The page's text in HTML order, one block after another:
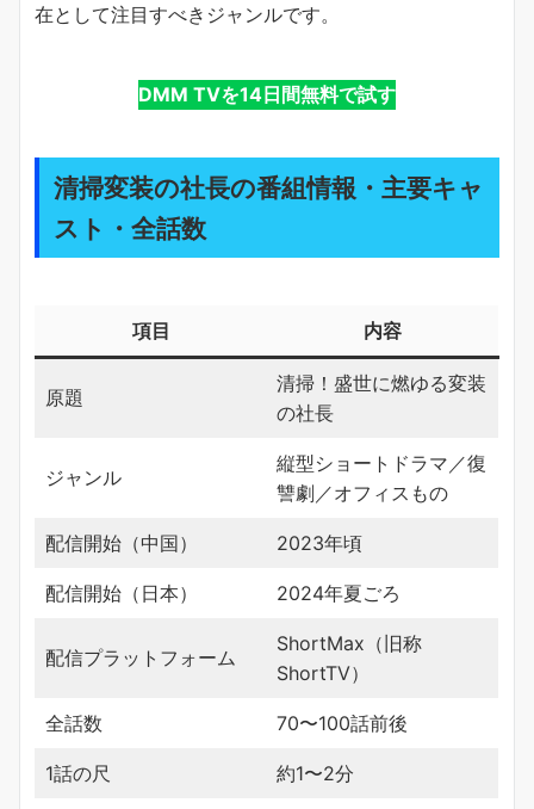
在として注目すべきジャンルです。
DMM TVを14日間無料で試す
清掃変装の社長の番組情報・主要キャ
スト・全話数
項目 内容
原題
清掃！盛世に燃ゆる変装
の社長
ジャンル
縦型ショートドラマ／復
讐劇／オフィスもの
配信開始（中国） 2023年頃
配信開始（日本） 2024年夏ごろ
配信プラットフォーム
ShortMax（旧称
ShortTV）
全話数 70〜100話前後
1話の尺 約1〜2分